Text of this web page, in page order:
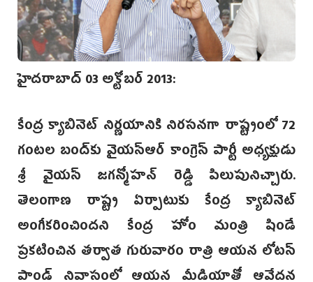
హైదరాబాద్ 03 అక్టోబర్ 2013:
కేంద్ర క్యాబినెట్ నిర్ణయానికి నిరసనగా రాష్ట్రంలో 72
గంటల బంద్‌కు వైయస్ఆర్ కాంగ్రెస్ పార్టీ అధ్యక్షుడు
శ్రీ వైయస్ జగన్మోహన్ రెడ్డి పిలుపునిచ్చారు.
తెలంగాణ రాష్ట్ర ఏర్పాటుకు కేంద్ర క్యాబినెట్
అంగీకరించిందని కేంద్ర హోం మంత్రి షిండే
ప్రకటించిన తర్వాత గురువారం రాత్రి ఆయన లోటస్